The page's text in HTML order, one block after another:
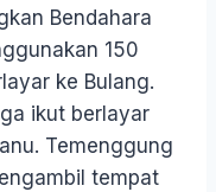
Bendahara
150
ke Bulang.
ikut berlayar
Temenggung
tempat